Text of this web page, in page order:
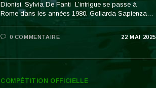
Dionisi, Sylvia De Fanti L’intrigue se passe à
Rome dans les années 1980. Goliarda Sapienza…
0 COMMENTAIRE 22 MAI 2025
COMPÉTITION OFFICIELLE